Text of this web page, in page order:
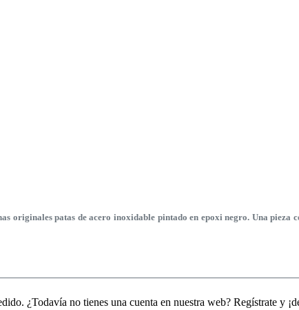
originales patas de acero inoxidable pintado en epoxi negro. Una
¿Todavía no tienes una cuenta en nuestra web? Regístrate y